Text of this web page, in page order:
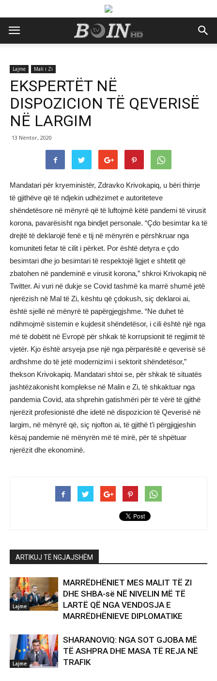
Lajme Mali i Zi
EKSPERTËT NË
DISPOZICION TË QEVERISË
NË LARGIM
13 Nëntor, 2020
Mandatari për kryeministër, Zdravko Krivokapiq, u bëri thirrje
të gjithëve që të ndjekin udhëzimet e autoriteteve
shëndetësore në mënyrë që të luftojmë këtë pandemi të virusit
korona, pavarësisht nga bindjet personale. “Çdo besimtar ka të
drejtë të deklarojë fenë e tij në mënyrën e përshkruar nga
komuniteti fetar të cilit i përket. Por është detyra e çdo
besimtari dhe jo besimtari të respektojë ligjet e shtetit që
zbatohen në pandeminë e virusit korona,” shkroi Krivokapiq në
Twitter. Ai vuri në dukje se Covid tashmë ka marrë shumë jetë
njerëzish në Mal të Zi, kështu që çdokush, siç deklaroi ai,
është sjellë në mënyrë të papërgjegjshme. “Ne duhet të
ndihmojmë sistemin e kujdesit shëndetësor, i cili është një nga
më të dobëtit në Evropë për shkak të korrupsionit të regjimit të
vjetër. Kjo është arsyeja pse një nga përparësitë e qeverisë së
ardhshme do të jetë modernizimi i sektorit shëndetësor,”
thekson Krivokapiq. Mandatari shtoi se, për shkak të situatës
jashtëzakonisht komplekse në Malin e Zi, të shkaktuar nga
pandemia Covid, ata shprehin gatishmëri për të vërë të gjithë
njerëzit profesionistë dhe idetë në dispozicion të Qeverisë në
largim, në mënyrë që, siç njofton ai, të gjithë t’i përgjigjeshin
kësaj pandemie në mënyrën më të mirë, për të shpëtuar
njerëzit dhe ekonominë.
ARTIKUJ TË NGJAJSHËM
Lajme
MARRËDHËNIET MES MALIT TË ZI
DHE SHBA-së NË NIVELIN MË TË
LARTË QË NGA VENDOSJA E
MARRËDHËNIEVE DIPLOMATIKE
Lajme
SHARANOVIQ: NGA SOT GJOBA MË
TË ASHPRA DHE MASA TË REJA NË
TRAFIK